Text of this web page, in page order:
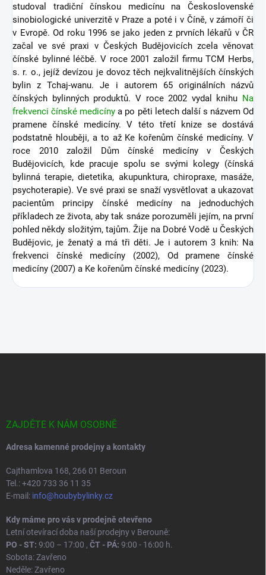
studoval tradiční čínskou medicínu na Československé
sinobiologické univerzitě v Praze a poté i v Číně, v zámoří či
v Evropě. Od roku 1996 se jako jeden z prvních lékařů v ČR
začal ve své praxi v Českých Budějovicích zcela věnovat
čínské bylinné léčbě. V roce 2001 založil firmu TCM Herbs,
s. r. o., jejíž devízou je dovoz těch nejkvalitnějších čínských
bylin z Tchaj-wanu. Je i autorem 65 originálních názvů
čínských bylinných produktů. V roce 2002 vydal knihu Na
frekvenci čínské medicíny a po pěti letech další s názvem Od
pramene čínské medicíny. V této třetí knize se dostává
podstatně hlouběji, a to až Ke kořenům čínské medicíny. V
roce 2010 založil Dům čínské medicíny v Českých
Budějovicích, kde pracuje spolu se svými kolegy (čínská
bylinná terapie, dietetika, akupunktura, chiropraxe, masáže,
psychoterapie). Ve své praxi se snaží vysvětlovat a ukazovat
pacientům principy čínské medicíny na jednoduchých
příkladech ze života, aby tak snáze porozuměli jejím, na první
pohled někdy složitým, tajům. Žije na Dobré Vodě u Českých
Budějovic, je ženatý a má tři děti. Je i autorem 3 knih: Na
frekvenci čínské medicíny (2002), Od pramene čínské
medicíny (2007) a Ke kořenům čínské medicíny (2023).
ZAJDĚTE K NÁM OSOBNĚ
Adresa kamenné prodejny a kontakty
Cajthamlova 168, 266 01 Beroun
Tel.: +420 733 36 11 35
E-mail: info@houbybylinky.cz
Kdy máme pro vás v prodejně otevřeno
Letní otevírací doba naší prodejny v Berouně:
PO - ST: 9:00 – 17:00 , ČT - PÁ: 9:00 - 16:00 h.
Sobota: Zavřeno
Neděle: Zavřeno